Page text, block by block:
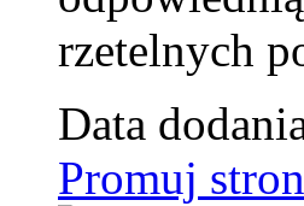
rzetelnych
Data
Promuj